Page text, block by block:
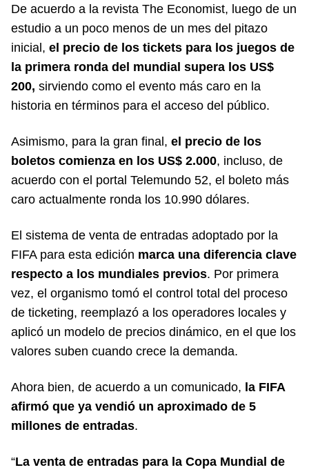
De acuerdo a la revista The Economist, luego de un
estudio a un poco menos de un mes del pitazo
inicial, el precio de los tickets para los juegos de
la primera ronda del mundial supera los US$
200, sirviendo como el evento más caro en la
historia en términos para el acceso del público.
Asimismo, para la gran final, el precio de los
boletos comienza en los US$ 2.000, incluso, de
acuerdo con el portal Telemundo 52, el boleto más
caro actualmente ronda los 10.990 dólares.
El sistema de venta de entradas adoptado por la
FIFA para esta edición marca una diferencia clave
respecto a los mundiales previos. Por primera
vez, el organismo tomó el control total del proceso
de ticketing, reemplazó a los operadores locales y
aplicó un modelo de precios dinámico, en el que los
valores suben cuando crece la demanda.
Ahora bien, de acuerdo a un comunicado, la FIFA
afirmó que ya vendió un aproximado de 5
millones de entradas.
“La venta de entradas para la Copa Mundial de